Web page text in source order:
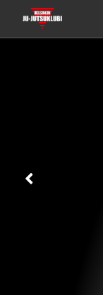
Skip to content